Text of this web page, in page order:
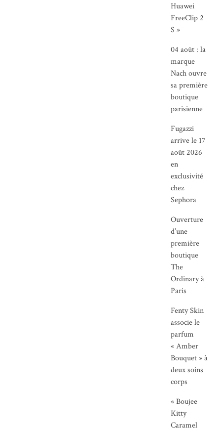
Huawei
FreeClip 2
S »
04 août : la
marque
Nach ouvre
sa première
boutique
parisienne
Fugazzi
arrive le 17
août 2026
en
exclusivité
chez
Sephora
Ouverture
d’une
première
boutique
The
Ordinary à
Paris
Fenty Skin
associe le
parfum
« Amber
Bouquet » à
deux soins
corps
« Boujee
Kitty
Caramel